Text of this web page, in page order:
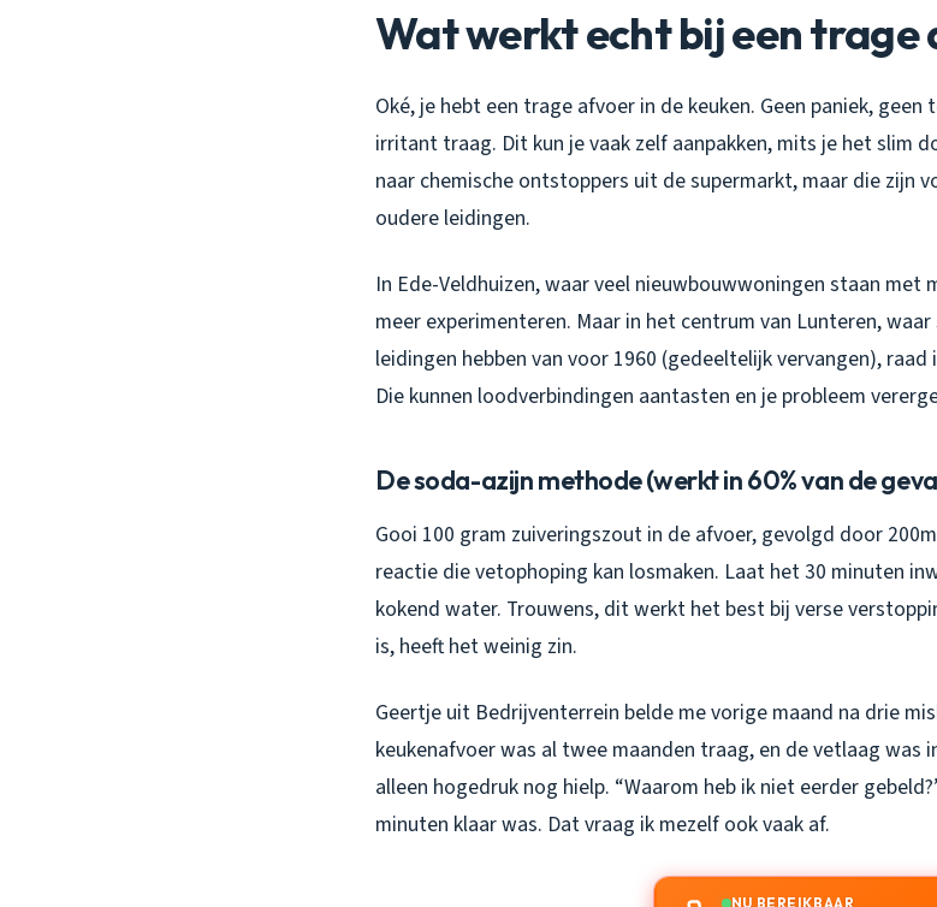
Wat werkt echt bij een trage
Oké, je hebt een trage afvoer in de keuken. Geen paniek,
irritant traag. Dit kun je vaak zelf aanpakken, mits je het slim
naar chemische ontstoppers uit de supermarkt, maar die zijn
oudere leidingen.
In Ede-Veldhuizen, waar veel nieuwbouwwoningen staan met
meer experimenteren. Maar in het centrum van Lunteren,
leidingen hebben van voor 1960 (gedeeltelijk vervangen),
Die kunnen loodverbindingen aantasten en je probleem
De soda-azijn methode (werkt in 60% van de
Gooi 100 gram zuiveringszout in de afvoer, gevolgd door
reactie die vetophoping kan losmaken. Laat het 30 minuten
kokend water. Trouwens, dit werkt het best bij verse
is, heeft het weinig zin.
Geertje uit Bedrijventerrein belde me vorige maand na drie
keukenafvoer was al twee maanden traag, en de vetlaag
alleen hogedruk nog hielp. “Waarom heb ik niet eerder
minuten klaar was. Dat vraag ik mezelf ook vaak af.
NU BEREIKBAAR